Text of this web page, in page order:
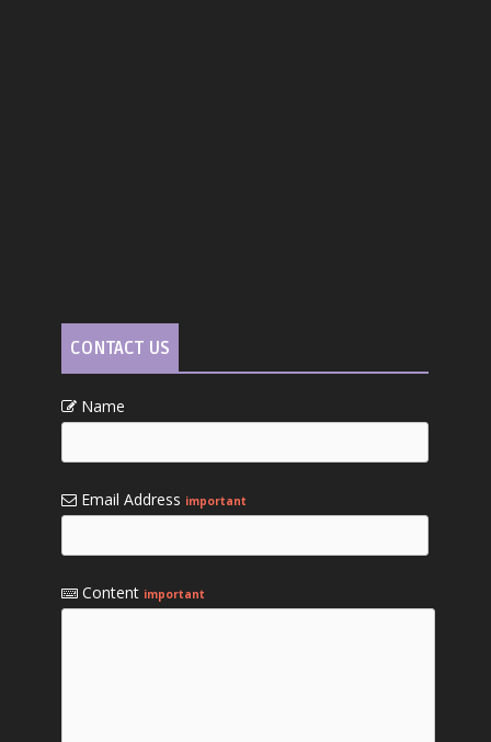
CONTACT US
Name
Email Address important
Content important